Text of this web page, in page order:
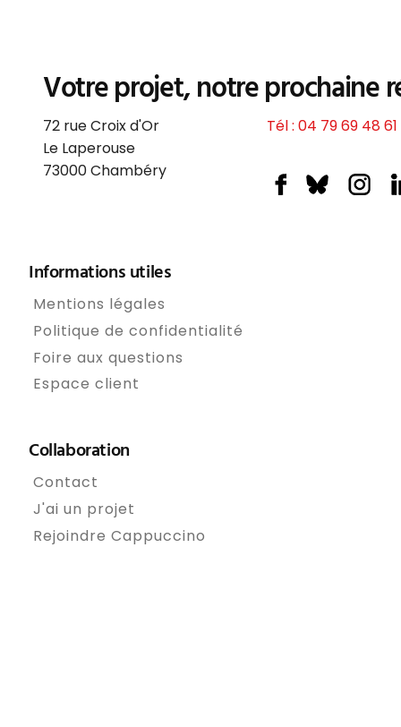
Votre projet, notre prochaine
72 rue Croix d'Or
Le Laperouse
73000Chambéry
Tél : 04 79 69 48 61
Informations utiles
Mentions légales
Politique de confidentialité
Foire aux questions
Espace client
Collaboration
Contact
J'ai un projet
Rejoindre Cappuccino